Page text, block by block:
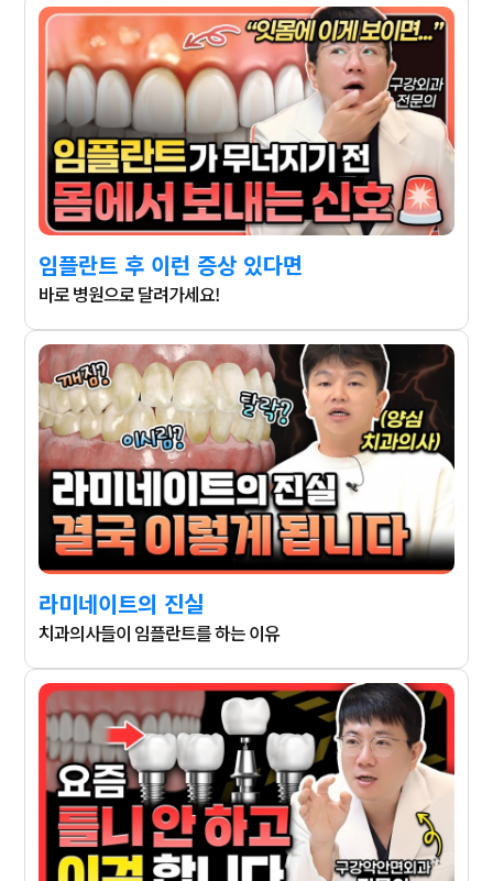
임플란트 후 이런 증상 있다면
바로 병원으로 달려가세요!
라미네이트의 진실
치과의사들이 임플란트를 하는 이유